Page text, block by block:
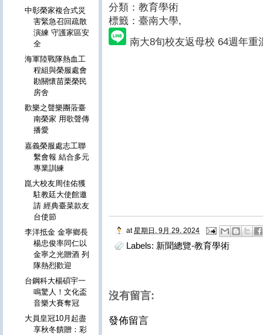
分類：教育學術
標籤：臺南大學,
南大8旬校友返母校 64週年重
at 星期日, 9月 29, 2024
Labels: 新聞總覽-教育學術
沒有留言:
發佈留言
中彰榮家複合式災
害緊急召回疏散
演練 守護家區安
全
海軍陸戰隊熱血工
程組與榮服處會
勘關懷苗栗榮民
房舍
歡樂之聲樂團蒞臺
南榮家 用歌聲傳
播愛
嘉義榮服處志工聯
繫會報 結合多元
專業訓練
崑大校友周佳佑獲
駐教廷大使館邀
請 經典臺菜款友
台使節
李洋抵金 金寧鄉長
楊忠俊率同仁以
金寧之光贈酒 列
隊熱烈歡迎
台鋼科大楊碩宇一
鳴驚人！文化盃
音樂大賽奪冠
大員皇冠10月起盡
享秋冬饋贈：彩